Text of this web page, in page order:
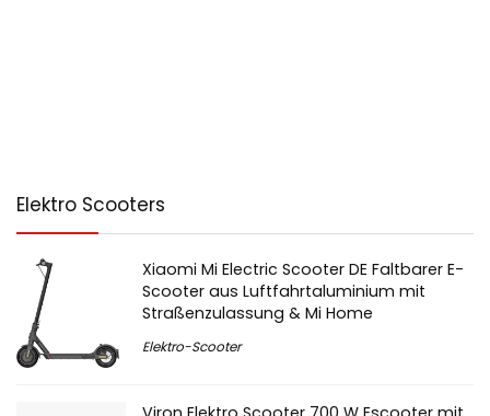
Elektro Scooters
Xiaomi Mi Electric Scooter DE Faltbarer E-
Scooter aus Luftfahrtaluminium mit
Straßenzulassung & Mi Home
Elektro-Scooter